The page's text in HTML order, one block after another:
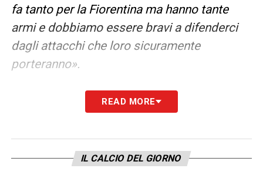
fa tanto per la Fiorentina ma hanno tante
armi e dobbiamo essere bravi a difenderci
dagli attacchi che loro sicuramente
porteranno».
DERBY DEGLI EMERGENTI –«E’ una
constatazione. Io sono al primo anno in A,
questa serie».
READ MORE
IL CALCIO DEL GIORNO